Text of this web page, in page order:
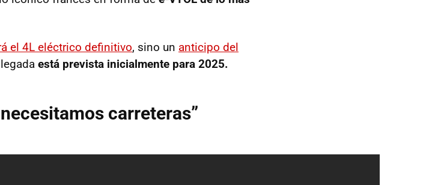
el 4L eléctrico definitivo, sino un anticipo del
está prevista inicialmente para 2025.
carreteras”